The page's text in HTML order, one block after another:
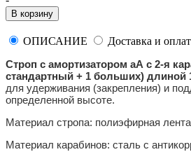
В корзину
ОПИСАНИЕ
Доставка и
Строп с амортизатором аА с 2-я
стандартный + 1 больших) длиной
для удерживания (закрепления) и
определенной высоте.
Материал стропа: полиэфирная
Материал карабинов: сталь с